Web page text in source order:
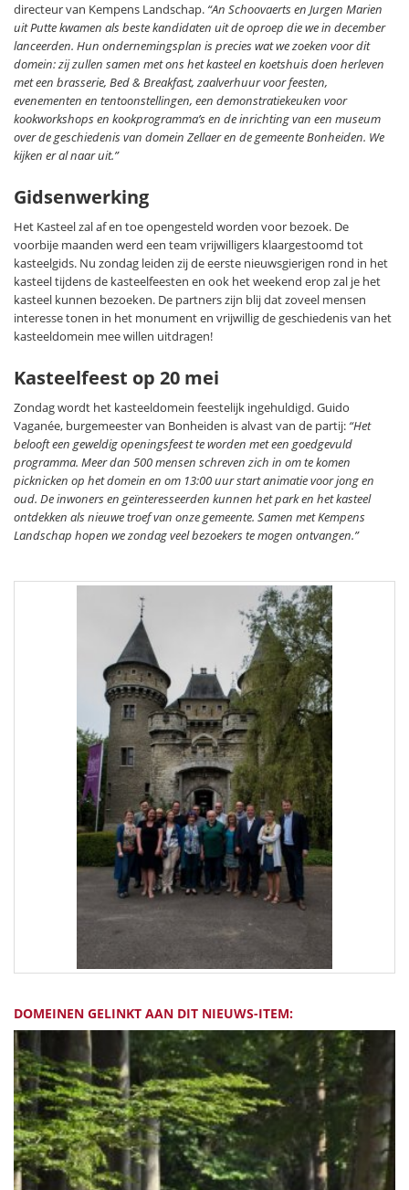
directeur van Kempens Landschap. “An Schoovaerts en Jurgen Marien
uit Putte kwamen als beste kandidaten uit de oproep die we in december
lanceerden. Hun ondernemingsplan is precies wat we zoeken voor dit
domein: zij zullen samen met ons het kasteel en koetshuis doen herleven
met een brasserie, Bed & Breakfast, zaalverhuur voor feesten,
evenementen en tentoonstellingen, een demonstratiekeuken voor
kookworkshops en kookprogramma’s en de inrichting van een museum
over de geschiedenis van domein Zellaer en de gemeente Bonheiden. We
kijken er al naar uit.”
Gidsenwerking
Het Kasteel zal af en toe opengesteld worden voor bezoek. De
voorbije maanden werd een team vrijwilligers klaargestoomd tot
kasteelgids. Nu zondag leiden zij de eerste nieuwsgierigen rond in het
kasteel tijdens de kasteelfeesten en ook het weekend erop zal je het
kasteel kunnen bezoeken. De partners zijn blij dat zoveel mensen
interesse tonen in het monument en vrijwillig de geschiedenis van het
kasteeldomein mee willen uitdragen!
Kasteelfeest op 20 mei
Zondag wordt het kasteeldomein feestelijk ingehuldigd. Guido
Vaganée, burgemeester van Bonheiden is alvast van de partij: “Het
belooft een geweldig openingsfeest te worden met een goedgevuld
programma. Meer dan 500 mensen schreven zich in om te komen
picknicken op het domein en om 13:00 uur start animatie voor jong en
oud. De inwoners en geïnteresseerden kunnen het park en het kasteel
ontdekken als nieuwe troef van onze gemeente. Samen met Kempens
Landschap hopen we zondag veel bezoekers te mogen ontvangen.”
DOMEINEN GELINKT AAN DIT NIEUWS-ITEM: